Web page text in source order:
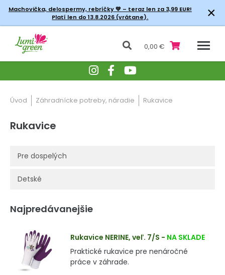
Machovička, delospermy, rebríčky💚 – teraz len za 3,99 EUR!
Platí len do 13.8.2026 (vrátane).
×
0,00 €
Úvod Záhradnícke potreby, náradie Rukavice
Rukavice
Pre dospelých
Detské
Najpredávanejšie
Rukavice NERINE, veľ. 7/S - NA SKLADE
Praktické rukavice pre nenáročné
práce v záhrade.